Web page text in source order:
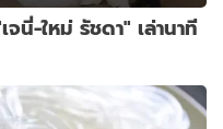
นี่-ใหม่ รัชดา" เล่านาที